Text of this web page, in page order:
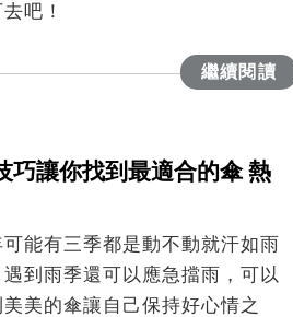
吧！
繼續閱讀
巧讓你找到最適合的傘 熱
能有三季都是動不動就汗如雨
到雨季還可以應急擋雨，可以
美的傘讓自己保持好心情之